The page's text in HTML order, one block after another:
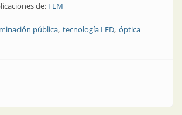
de: FEM
pública tecnología LED óptica
Cuenta regresiva para salir andando: luz verde